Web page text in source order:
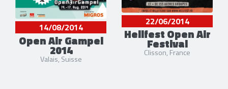
14/08/2014
Open Air Gampel
2014
Valais, Suisse
22/06/2014
Hellfest Open Air
Festival
Clisson, France